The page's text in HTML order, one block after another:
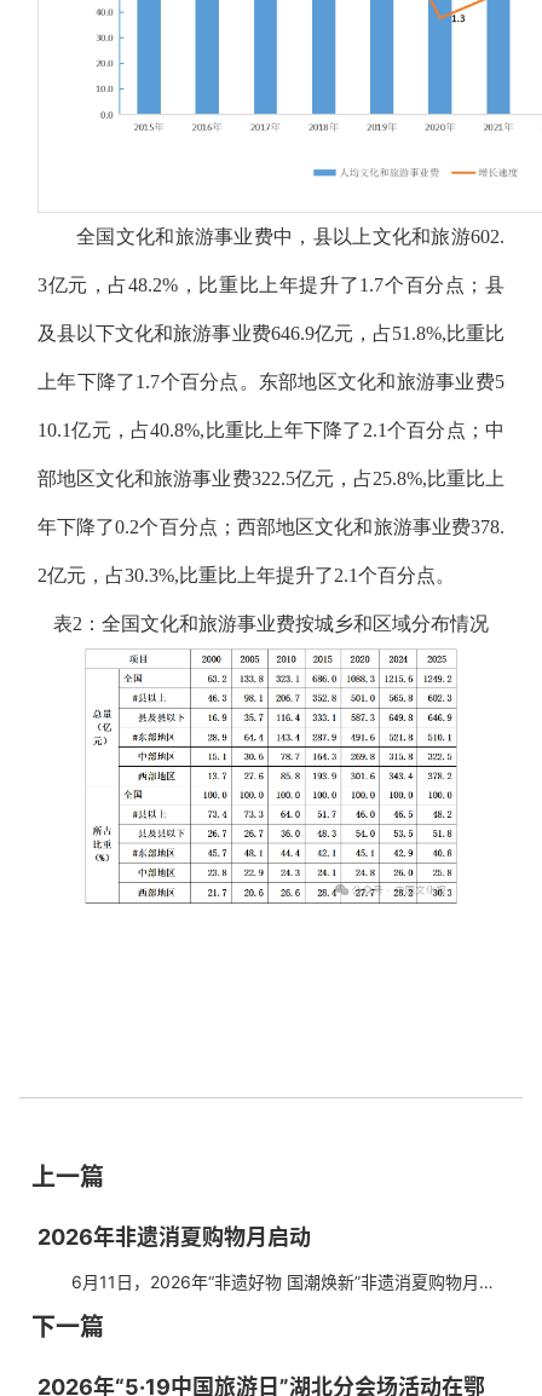
全国文化和旅游事业费中，县以上文化和旅游602.
3亿元，占48.2%，比重比上年提升了1.7个百分点；县
及县以下文化和旅游事业费646.9亿元，占51.8%,比重比
上年下降了1.7个百分点。东部地区文化和旅游事业费5
10.1亿元，占40.8%,比重比上年下降了2.1个百分点；中
部地区文化和旅游事业费322.5亿元，占25.8%,比重比上
年下降了0.2个百分点；西部地区文化和旅游事业费378.
2亿元，占30.3%,比重比上年提升了2.1个百分点。
表2 ：全国文化和旅游事业费按城乡和区域分布情况
上一篇
2026年非遗消夏购物月启动
6月11日，2026年“非遗好物 国潮焕新”非遗消夏购物月启
动，主场活动在江苏省苏州市举办。文化和旅游部副部长、国
家文物局局长饶权，江苏省委常委、苏州市委书记范...
下一篇
2026年“5·19中国旅游日”湖北分会场活动在鄂